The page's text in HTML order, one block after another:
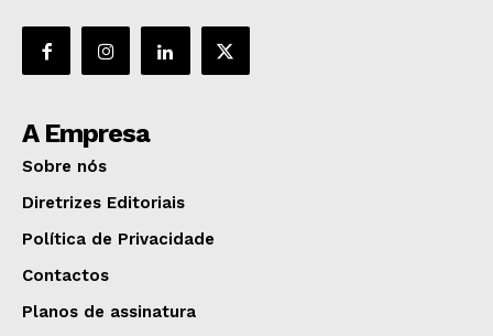
A Empresa
Sobre nós
Diretrizes Editoriais
Política de Privacidade
Contactos
Planos de assinatura